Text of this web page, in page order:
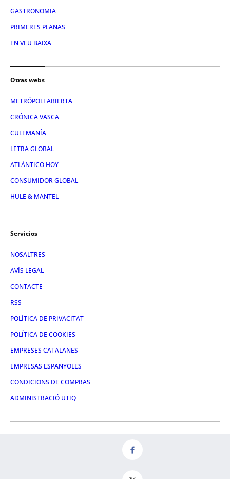
GASTRONOMIA
PRIMERES PLANAS
EN VEU BAIXA
Otras webs
METRÓPOLI ABIERTA
CRÓNICA VASCA
CULEMANÍA
LETRA GLOBAL
ATLÁNTICO HOY
CONSUMIDOR GLOBAL
HULE & MANTEL
Servicios
NOSALTRES
AVÍS LEGAL
CONTACTE
RSS
POLÍTICA DE PRIVACITAT
POLÍTICA DE COOKIES
EMPRESES CATALANES
EMPRESAS ESPANYOLES
CONDICIONS DE COMPRAS
ADMINISTRACIÓ UTIQ